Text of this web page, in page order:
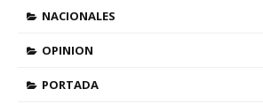
NACIONALES
OPINION
PORTADA